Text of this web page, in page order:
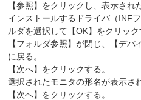
【参照】をクリックし、表示さ
インストールするドライバ（INF
ルダを選択して【OK】をクリック
【フォルダ参照】が閉じ、【デバ
に戻る。
【次へ】をクリックする。
選択されたモニタの形名が表示さ
【次へ】をクリックする。